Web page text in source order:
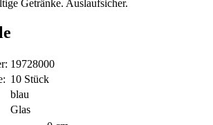
Getränke. Auslaufsicher.
19728000
10 Stück
blau
Glas